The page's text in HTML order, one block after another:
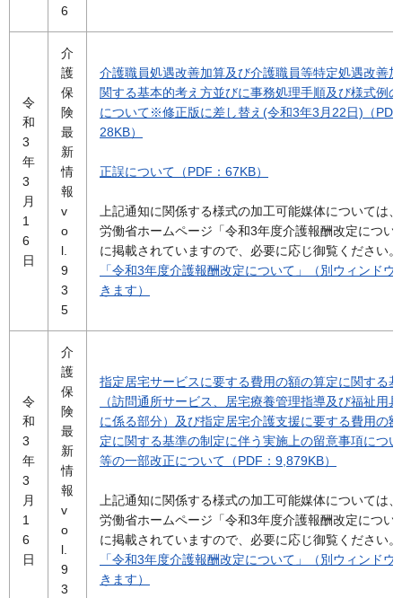
6
令
和
3
年
3
月
1
6
日
介
護
保
険
最
新
情
報
v
o
l.
9
3
5
介護職員処遇改善加算及び介護職員等特定処遇改善
関する基本的考え方並びに事務処理手順及び様式例
について※修正版に差し替え(令和3年3月22日)（
28KB）
正誤について（PDF：67KB）
上記通知に関係する様式の加工可能媒体については
労働省ホームページ「令和3年度介護報酬改定につい
に掲載されていますので、必要に応じ御覧ください。
「令和3年度介護報酬改定について」（別ウィンドウ
きます）
令
和
3
年
3
月
1
6
日
介
護
保
険
最
新
情
報
v
o
l.
9
3
指定居宅サービスに要する費用の額の算定に関する
（訪問通所サービス、居宅療養管理指導及び福祉用
に係る部分）及び指定居宅介護支援に要する費用の
定に関する基準の制定に伴う実施上の留意事項につ
等の一部改正について（PDF：9,879KB）
上記通知に関係する様式の加工可能媒体については
労働省ホームページ「令和3年度介護報酬改定につい
に掲載されていますので、必要に応じ御覧ください。
「令和3年度介護報酬改定について」（別ウィンドウ
きます）